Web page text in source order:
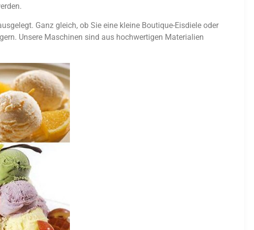
Ganz gleich, ob Sie eine kleine Boutique-Eisdiele oder
Unsere Maschinen sind aus hochwertigen Materialien